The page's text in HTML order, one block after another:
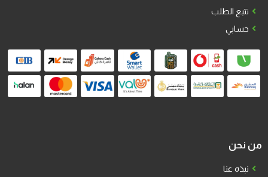
تتبع الطلب
حسابي
من نحن
نبذه عنا